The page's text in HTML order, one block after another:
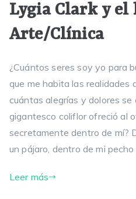
Lygia Clark y el
Arte/Clínica
¿Cuántos seres soy yo para
que me habita las realidades
cuántas alegrías y dolores se
gigantesco coliflor ofreció al
secretamente dentro de mí?
un pájaro, dentro de mi
Leer más